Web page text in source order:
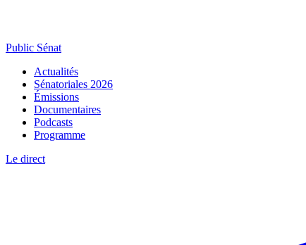
Public Sénat
Actualités
Sénatoriales 2026
Émissions
Documentaires
Podcasts
Programme
Le direct